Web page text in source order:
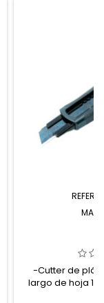
-Cutter de
largo de hoja